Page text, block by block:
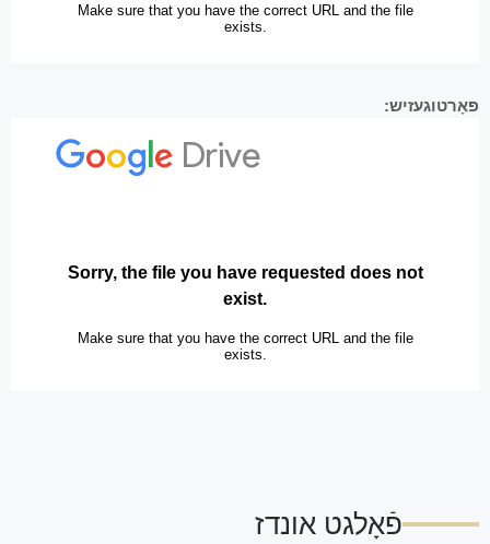
פּאָרטוגעזיש:
פֿאָלגט אונדז